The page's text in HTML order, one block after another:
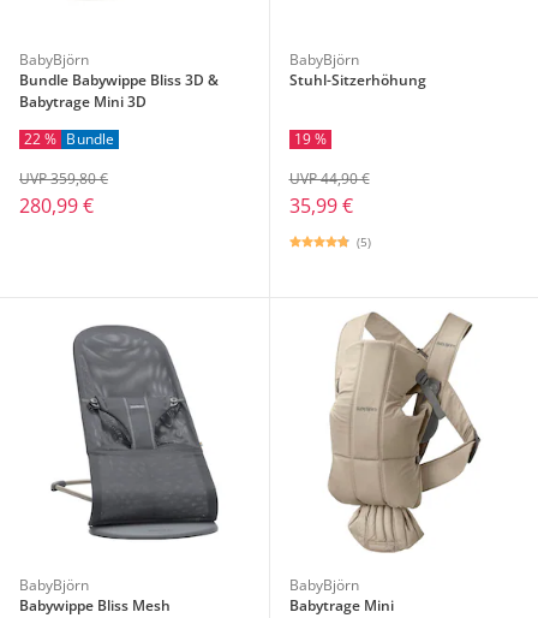
BabyBjörn
Bundle Babywippe Bliss 3D &
Babytrage Mini 3D
22 % Bundle
280,99 €
UVP 359,80 €
BabyBjörn
Stuhl-Sitzerhöhung
19 %
35,99 €
UVP 44,90 €
(5)
BabyBjörn
Babywippe Bliss Mesh
BabyBjörn
Babytrage Mini